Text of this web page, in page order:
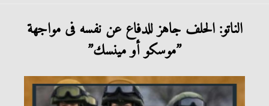
الناتو: الحلف جاهز للدفاع عن نفسه فى مواجهة
”موسكو أو مينسك”